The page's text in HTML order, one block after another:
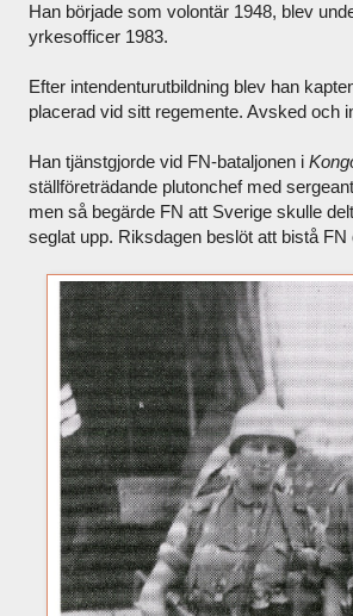
Han började som volontär 1948, blev
yrkesofficer 1983.
Efter intendenturutbildning blev han
placerad vid sitt regemente. Avsked och
Han tjänstgjorde vid FN-bataljonen i
ställföreträdande plutonchef med
men så begärde FN att Sverige skulle
seglat upp. Riksdagen beslöt att bistå